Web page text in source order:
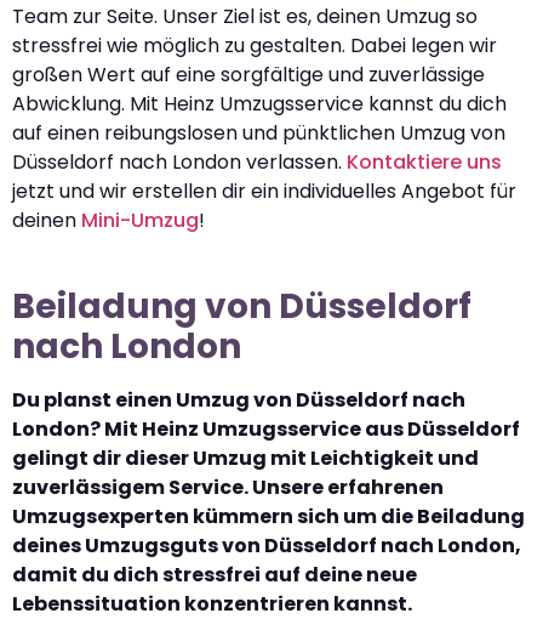
Team zur Seite. Unser Ziel ist es, deinen Umzug so
stressfrei wie möglich zu gestalten. Dabei legen wir
großen Wert auf eine sorgfältige und zuverlässige
Abwicklung. Mit Heinz Umzugsservice kannst du dich
auf einen reibungslosen und pünktlichen Umzug von
Düsseldorf nach London verlassen. Kontaktiere uns
jetzt und wir erstellen dir ein individuelles Angebot für
deinen Mini-Umzug!
Beiladung von Düsseldorf
nach London
Du planst einen Umzug von Düsseldorf nach
London? Mit Heinz Umzugsservice aus Düsseldorf
gelingt dir dieser Umzug mit Leichtigkeit und
zuverlässigem Service. Unsere erfahrenen
Umzugsexperten kümmern sich um die Beiladung
deines Umzugsguts von Düsseldorf nach London,
damit du dich stressfrei auf deine neue
Lebenssituation konzentrieren kannst.